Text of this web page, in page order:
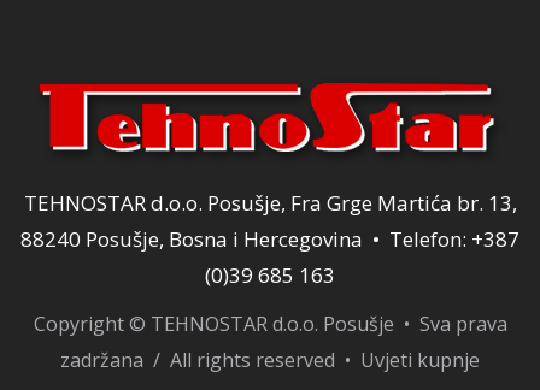
TEHNOSTAR d.o.o. Posušje, Fra Grge Martića br. 13,
88240 Posušje, Bosna i Hercegovina • Telefon: +387
(0)39 685 163
Copyright © TEHNOSTAR d.o.o. Posušje • Sva prava
zadržana / All rights reserved • Uvjeti kupnje